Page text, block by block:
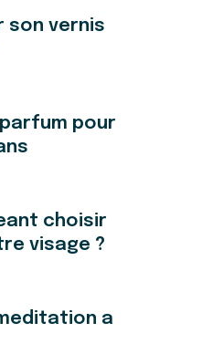
son vernis
pour
choisir
visage ?
a